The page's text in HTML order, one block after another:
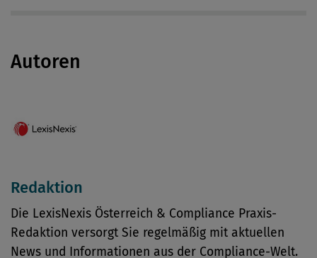
Autoren
Redaktion
Die LexisNexis Österreich & Compliance Praxis-
Redaktion versorgt Sie regelmäßig mit aktuellen
News und Informationen aus der Compliance-Welt.